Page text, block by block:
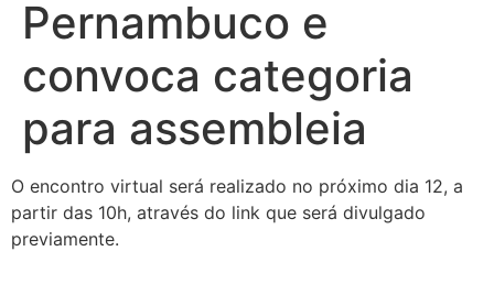
Pernambuco e
convoca categoria
para assembleia
O encontro virtual será realizado no próximo dia 12, a
partir das 10h, através do link que será divulgado
previamente.